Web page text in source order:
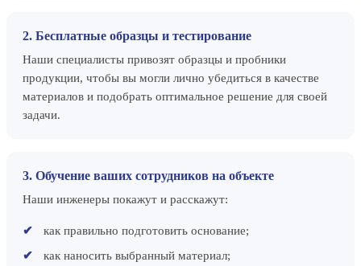
2. Бесплатные образцы и тестирование
Наши специалисты привозят образцы и пробники
продукции, чтобы вы могли лично убедиться в качестве
материалов и подобрать оптимальное решение для своей
задачи.
3. Обучение ваших сотрудников на объекте
Наши инженеры покажут и расскажут:
как правильно подготовить основание;
как наносить выбранный материал;